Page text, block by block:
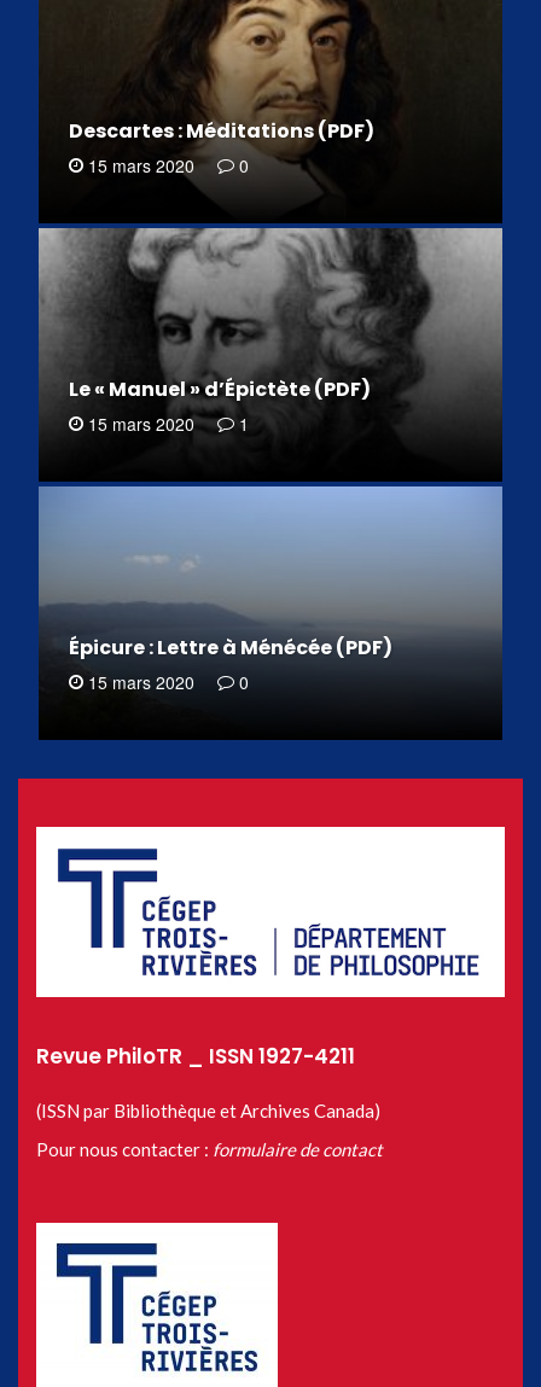
Descartes : Méditations (PDF)
15 mars 2020 0
Le « Manuel » d’Épictète (PDF)
15 mars 2020 1
Épicure : Lettre à Ménécée (PDF)
15 mars 2020 0
Revue PhiloTR _ ISSN 1927-4211
(ISSN par Bibliothèque et Archives Canada)
Pour nous contacter : formulaire de contact